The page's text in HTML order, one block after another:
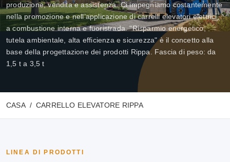
produzione, vendita e assistenza. Ci impegniamo costantemente
nella promozione e nell’applicazione di carrelli elevatori elettrici,
a combustione interna e fuoristrada. "Risparmio energetico,
tutela ambientale, alta efficienza e sicurezza" è il concetto alla
base della progettazione dei prodotti Rippa. Fascia di peso: da
1,5 t a 3,5 t
CASA CARRELLO ELEVATORE RIPPA
LINEA DI PRODOTTI